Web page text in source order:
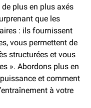
plus en plus axés
que les
: ils fournissent
vous permettent de
structurées et vous
». Abordons plus en
et comment
à votre